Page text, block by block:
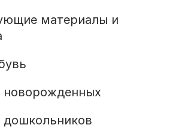
материалы и
новорожденных
дошкольников